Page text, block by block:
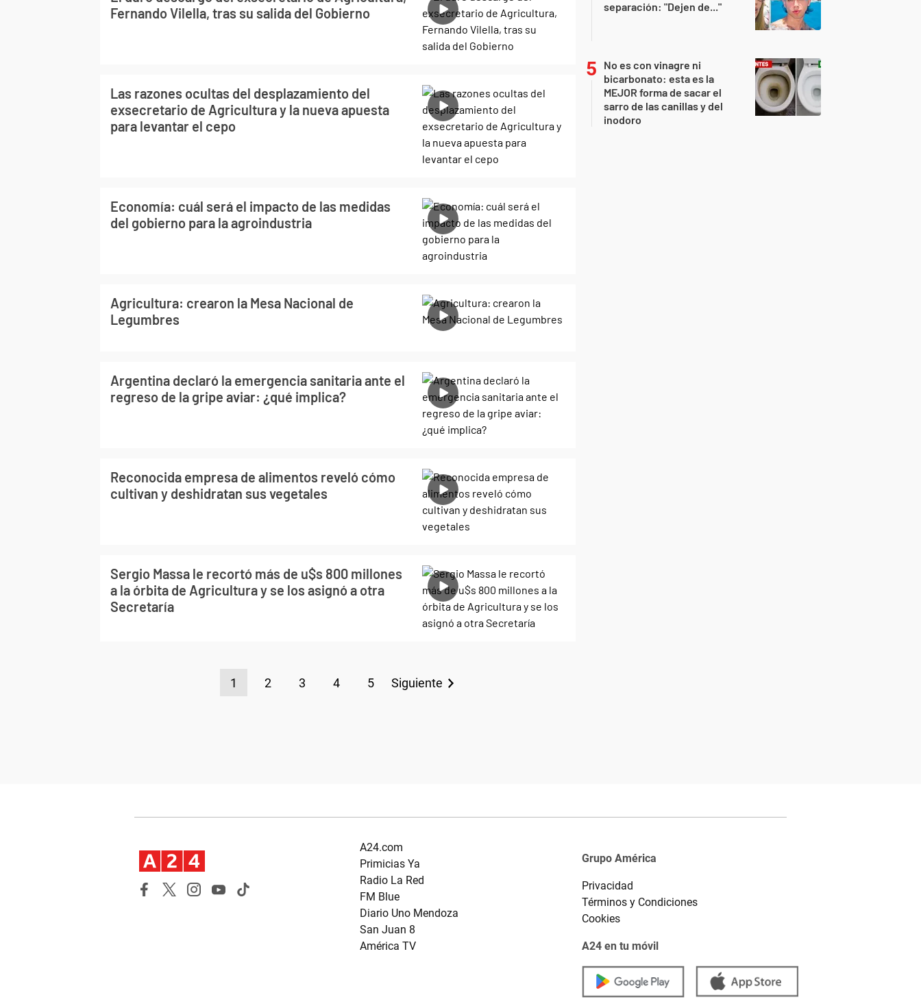
Fernando Vilella, tras su salida del Gobierno
Las razones ocultas del desplazamiento del
exsecretario de Agricultura y la nueva apuesta
para levantar el cepo
Economía: cuál será el impacto de las medidas
del gobierno para la agroindustria
Agricultura: crearon la Mesa Nacional de
Legumbres
Argentina declaró la emergencia sanitaria ante el
regreso de la gripe aviar: ¿qué implica?
Reconocida empresa de alimentos reveló cómo
cultivan y deshidratan sus vegetales
Sergio Massa le recortó más de u$s 800 millones
a la órbita de Agricultura y se los asignó a otra
Secretaría
1 2 3 4 5 Siguiente
separación: "Dejen de..."
No es con vinagre ni
bicarbonato: esta es la
MEJOR forma de sacar el
sarro de las canillas y del
inodoro
A24.com
Primicias Ya
Radio La Red
FM Blue
Diario Uno Mendoza
San Juan 8
América TV
Grupo América
Privacidad
Términos y Condiciones
Cookies
A24 en tu móvil